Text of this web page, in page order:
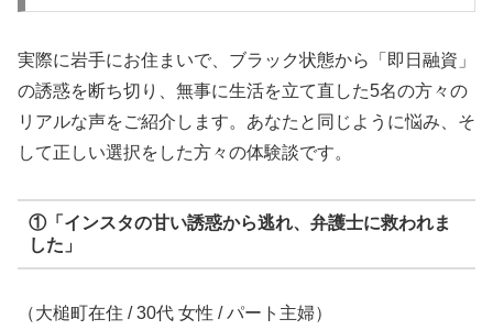
実際に岩手にお住まいで、ブラック状態から「即日融資」
の誘惑を断ち切り、無事に生活を立て直した5名の方々の
リアルな声をご紹介します。あなたと同じように悩み、そ
して正しい選択をした方々の体験談です。
①「インスタの甘い誘惑から逃れ、弁護士に救われま
した」
（大槌町在住 / 30代 女性 / パート主婦）